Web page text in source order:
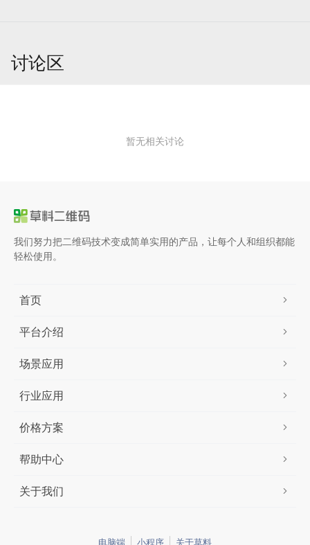
讨论区
暂无相关讨论
我们努力把二维码技术变成简单实用的产品，让每个人和组织都能
轻松使用。
首页
平台介绍
场景应用
行业应用
价格方案
帮助中心
关于我们
电脑端 小程序 关于草料